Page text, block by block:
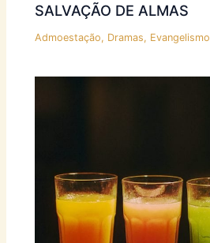
SALVAÇÃO DE ALMAS
Admoestação, Dramas, Evangelismo